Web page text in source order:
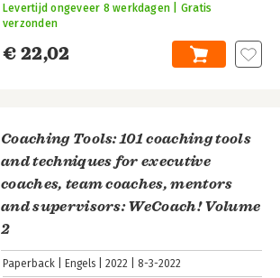
€ 22,02
Levertijd ongeveer 8 werkdagen | Gratis
verzonden
Coaching Tools: 101 coaching tools
and techniques for executive
coaches, team coaches, mentors
and supervisors: WeCoach! Volume
2
Paperback Engels 2022 8-3-2022